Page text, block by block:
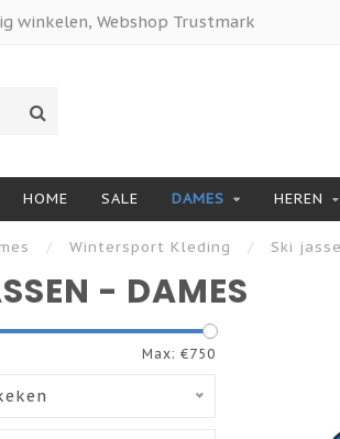
winkelen, Webshop Trustmark
HOME SALE DAMES HEREN
/ Wintersport Kleding / Ski
- DAMES
Max: €750